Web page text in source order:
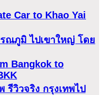
Car to Khao Yai
ณภูมิ ไปเขาใหญ่ โดย
Bangkok to
รีวิวจริง กรุงเทพไป